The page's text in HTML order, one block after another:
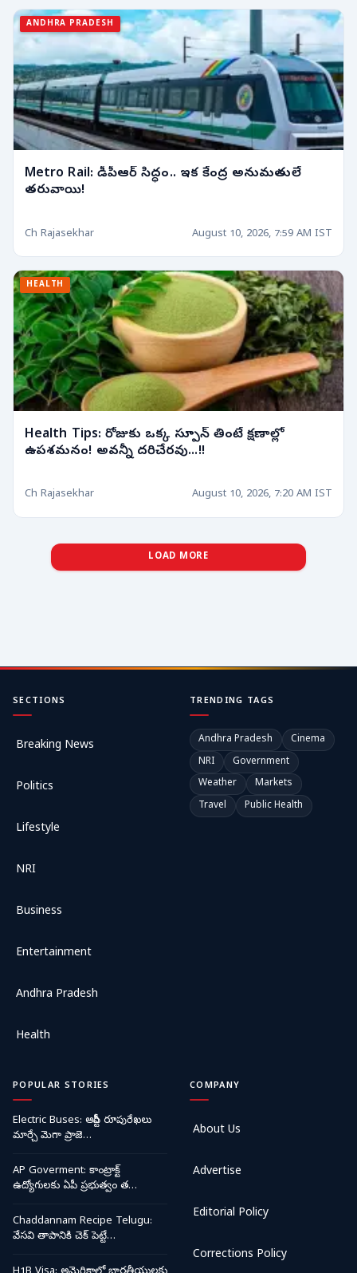
ANDHRA PRADESH
Metro Rail: డీపీఆర్ సిద్ధం.. ఇక కేంద్ర అనుమతులే
తరువాయి!
Ch Rajasekhar August 10, 2026, 7:59 AM IST
HEALTH
Health Tips: రోజుకు ఒక్క స్పూన్ తింటే క్షణాల్లో
ఉపశమనం! అవన్నీ దరిచేరవు...!!
Ch Rajasekhar August 10, 2026, 7:20 AM IST
LOAD MORE
SECTIONS
Breaking News
Politics
Lifestyle
NRI
Business
Entertainment
Andhra Pradesh
Health
TRENDING TAGS
Andhra Pradesh
Cinema
NRI
Government
Weather
Markets
Travel
Public Health
POPULAR STORIES
Electric Buses: ఆర్టీసీ రూపురేఖలు
మార్చే మెగా ప్రాజె…
AP Goverment: కాంట్రాక్ట్
ఉద్యోగులకు ఏపీ ప్రభుత్వం త…
Chaddannam Recipe Telugu:
వేసవి తాపానికి చెక్ పెట్టే…
COMPANY
About Us
Advertise
Editorial Policy
Corrections Policy